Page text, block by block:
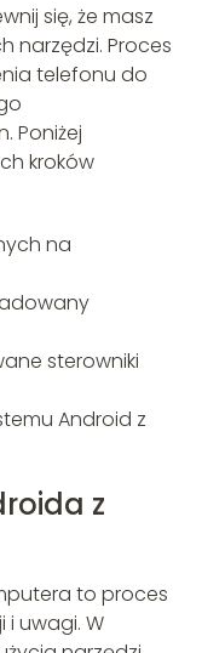
się, że masz
narzędzi. Proces
telefonu do
Poniżej
kroków
na
sterowniki
Android z
z
to proces
uwagi. W